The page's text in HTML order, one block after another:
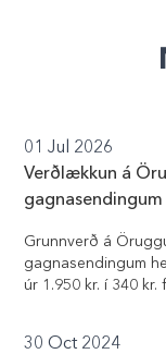
01 Jul 2026
Verðlækkun á
gagnasendingum
Grunnverð á
gagnasendingum
úr 1.950 kr. í 340
30 Oct 2024